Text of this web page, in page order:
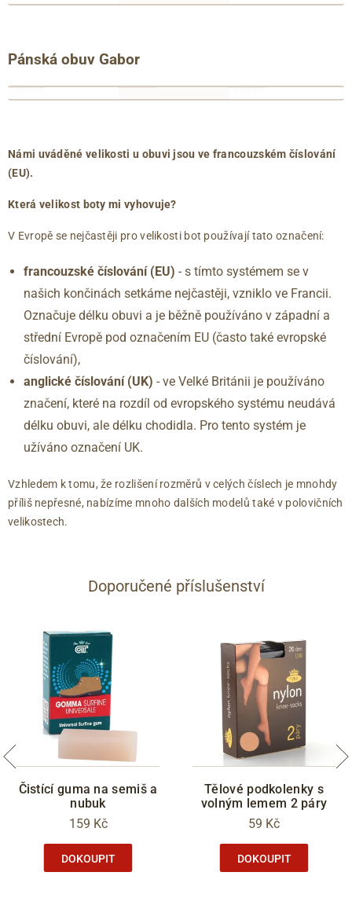
Pánská obuv Gabor
francouzské
40.5
42
42.5
44
44.5
45
46
46.5
47
anglické
8
9.5
10
10.5
11
12
délka
283
292
296
300
304
313
Námi uváděné velikosti u obuvi jsou ve francouzském číslování
(EU).
Která velikost boty mi vyhovuje?
V Evropě se nejčastěji pro velikosti bot používají tato označení:
francouzské číslování (EU) - s tímto systémem se v
našich končinách setkáme nejčastěji, vzniklo ve Francii.
Označuje délku obuvi a je běžně používáno v západní a
střední Evropě pod označením EU (často také evropské
číslování),
anglické číslování (UK) - ve Velké Británii je používáno
značení, které na rozdíl od evropského systému neudává
délku obuvi, ale délku chodidla. Pro tento systém je
užíváno označení UK.
Vzhledem k tomu, že rozlišení rozměrů v celých číslech je mnohdy
příliš nepřesné, nabízíme mnoho dalších modelů také v polovičních
velikostech.
Doporučené příslušenství
Čistící guma na semiš a
nubuk
159 Kč
DOKOUPIT
Tělové podkolenky s
volným lemem 2 páry
59 Kč
DOKOUPIT